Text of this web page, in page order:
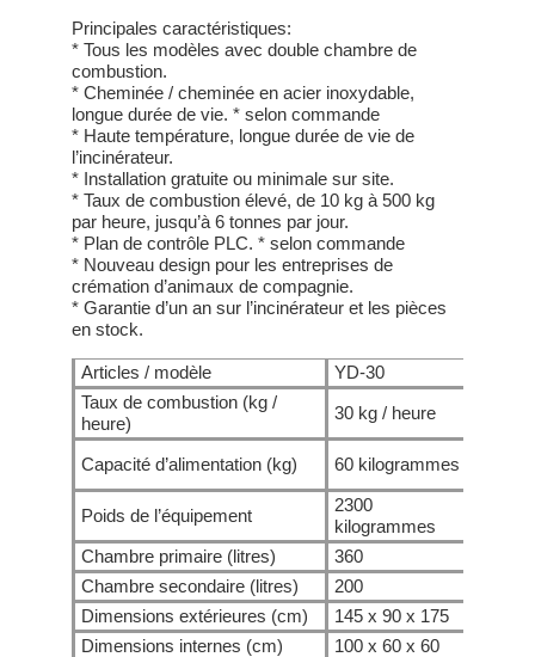
Principales caractéristiques:
* Tous les modèles avec double chambre de
combustion.
* Cheminée / cheminée en acier inoxydable,
longue durée de vie. * selon commande
* Haute température, longue durée de vie de
l’incinérateur.
* Installation gratuite ou minimale sur site.
* Taux de combustion élevé, de 10 kg à 500 kg
par heure, jusqu’à 6 tonnes par jour.
* Plan de contrôle PLC. * selon commande
* Nouveau design pour les entreprises de
crémation d’animaux de compagnie.
* Garantie d’un an sur l’incinérateur et les pièces
en stock.
Articles / modèle YD-30
Taux de combustion (kg /
heure)
30 kg / heure
Capacité d’alimentation (kg) 60 kilogrammes
Poids de l’équipement
2300
kilogrammes
Chambre primaire (litres)
360
Chambre secondaire (litres)
200
Dimensions extérieures (cm)
145 x 90 x 175
Dimensions internes (cm)
100 x 60 x 60